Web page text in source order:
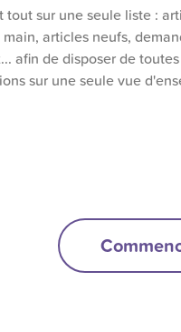
tout sur une seule liste :
articles neufs,
afin de disposer de
sur une seule vue